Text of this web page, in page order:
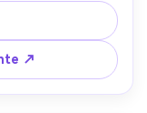
e baga, cor
AR 4:5
↗